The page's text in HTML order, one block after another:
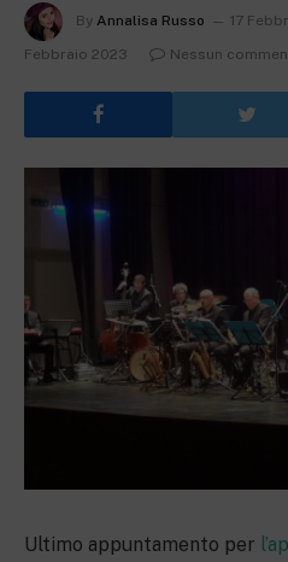
By Annalisa Russo 17
Febbraio 2023
Nessun
Ultimo appuntamento per